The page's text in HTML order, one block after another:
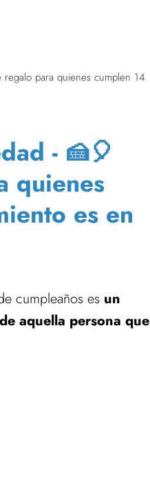
para quienes cumplen 14
- 🍰🎈
quienes
es en
cumpleaños es un
aquella persona que